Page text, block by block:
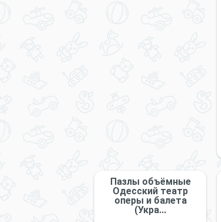
Пазлы объёмные
Одесский театр
оперы и балета
(Укра...